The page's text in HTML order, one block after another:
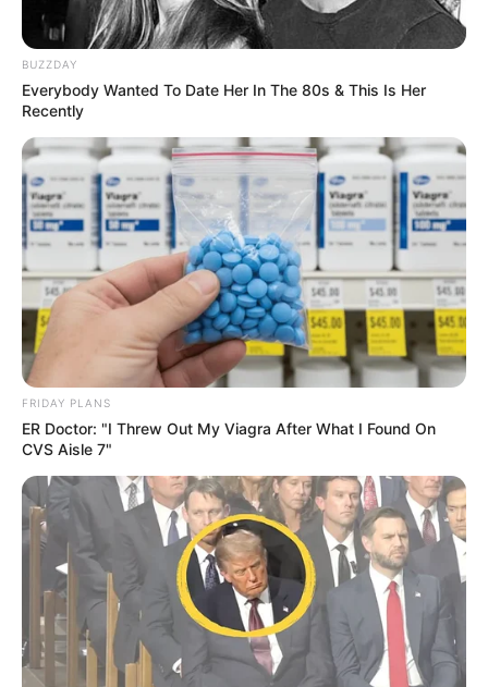
อ.คฑาเคาะแล้ว 3 ราศีมีเกณฑ์ได้รับข่าวดีจะได้ มีลูก สมใจ
25 ต.ค. 2019
แสดงความเห็นบน Facebook
ดูดวงแม่นๆ ยอดนิยม
ดวงรายวัน 14 กันยายน 2565
14 ก.ย. 2022
BUZZDAY
Everybody Wanted To Date Her In The 80s & This Is Her
Recently
FRIDAY PLANS
ER Doctor: "I Threw Out My Viagra After What I Found On
CVS Aisle 7"